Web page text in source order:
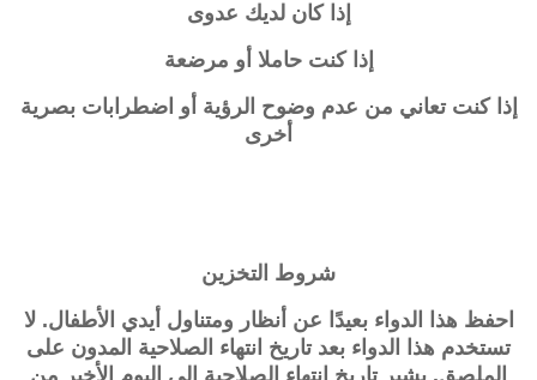
إذا كان لديك عدوى
إذا كنت حاملا أو مرضعة
إذا كنت تعاني من عدم وضوح الرؤية أو اضطرابات بصرية
أخرى
شروط التخزين
احفظ هذا الدواء بعيدًا عن أنظار ومتناول أيدي الأطفال. لا
تستخدم هذا الدواء بعد تاريخ انتهاء الصلاحية المدون على